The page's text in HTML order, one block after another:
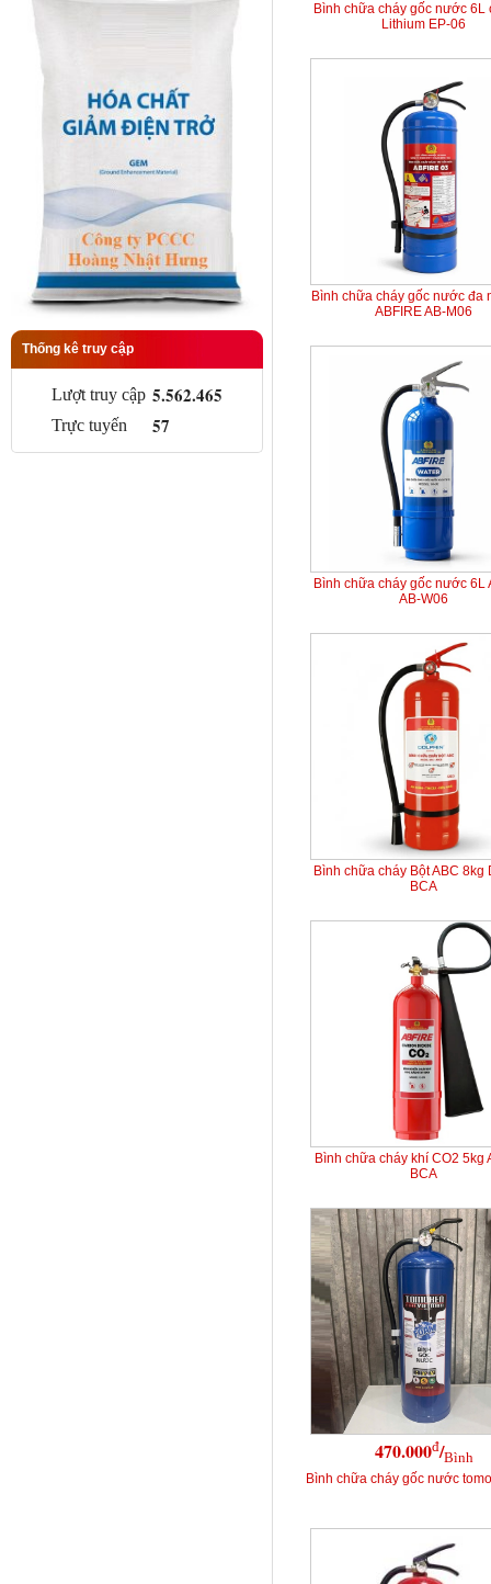
Thống kê truy cập
Lượt truy cập 5.562.465
Trực tuyến 57
Bình chữa cháy gốc nước 6L
Lithium EP-06
Bình chữa cháy gốc nước đa
ABFIRE AB-M06
Bình chữa cháy gốc nước 6L
AB-W06
Bình chữa cháy Bột ABC 8kg
BCA
Bình chữa cháy khí CO2 5kg
BCA
470.000đ/Bình
Bình chữa cháy gốc nước